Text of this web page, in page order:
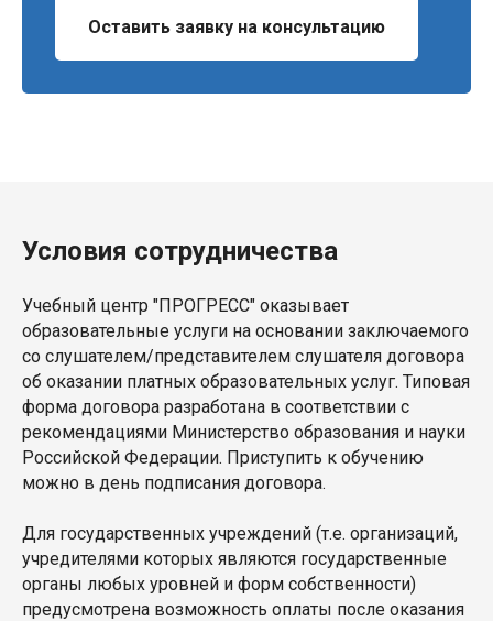
Оставить заявку на консультацию
Условия сотрудничества
Учебный центр "ПРОГРЕСС" оказывает
образовательные услуги на основании заключаемого
со слушателем/представителем слушателя договора
об оказании платных образовательных услуг. Типовая
форма договора разработана в соответствии с
рекомендациями Министерство образования и науки
Российской Федерации. Приступить к обучению
можно в день подписания договора.
Для государственных учреждений (т.е. организаций,
учредителями которых являются государственные
органы любых уровней и форм собственности)
предусмотрена возможность оплаты после оказания